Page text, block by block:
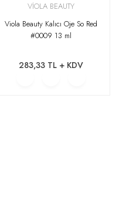
VİOLA BEAUTY
Viola Beauty Kalıcı Oje So Red
#0009 13 ml
283,33 TL + KDV